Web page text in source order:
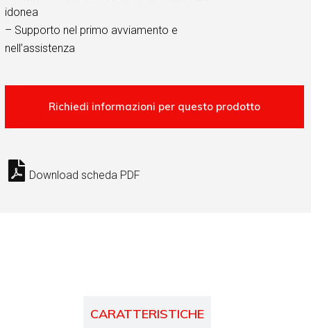
idonea
– Supporto nel primo avviamento e
nell’assistenza
Download scheda PDF
CARATTERISTICHE